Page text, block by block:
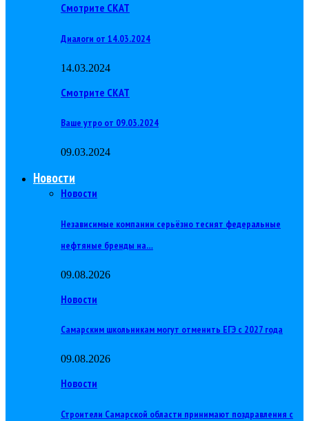
Смотрите СКАТ
Диалоги от 14.03.2024
14.03.2024
Смотрите СКАТ
Ваше утро от 09.03.2024
09.03.2024
Новости
Новости
Независимые компании серьёзно теснят федеральные
нефтяные бренды на…
09.08.2026
Новости
Самарским школьникам могут отменить ЕГЭ с 2027 года
09.08.2026
Новости
Строители Самарской области принимают поздравления с